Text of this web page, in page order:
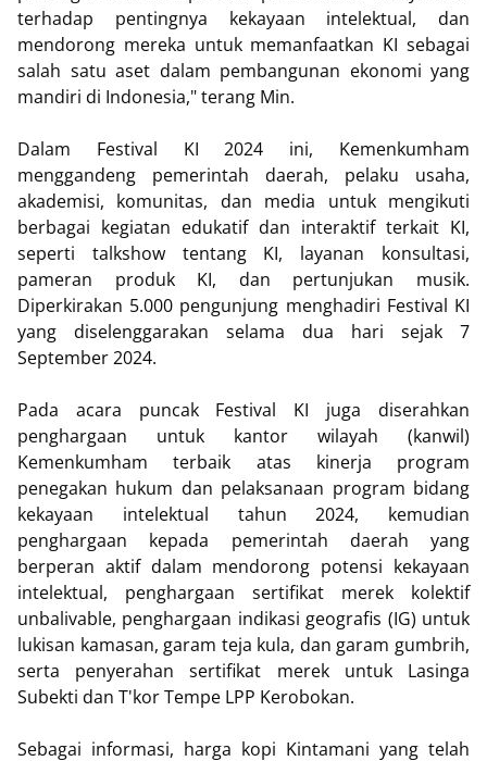
terhadap pentingnya kekayaan intelektual, dan
mendorong mereka untuk memanfaatkan KI sebagai
salah satu aset dalam pembangunan ekonomi yang
mandiri di Indonesia," terang Min.
Dalam Festival KI 2024 ini, Kemenkumham
menggandeng pemerintah daerah, pelaku usaha,
akademisi, komunitas, dan media untuk mengikuti
berbagai kegiatan edukatif dan interaktif terkait KI,
seperti talkshow tentang KI, layanan konsultasi,
pameran produk KI, dan pertunjukan musik.
Diperkirakan 5.000 pengunjung menghadiri Festival KI
yang diselenggarakan selama dua hari sejak 7
September 2024.
Pada acara puncak Festival KI juga diserahkan
penghargaan untuk kantor wilayah (kanwil)
Kemenkumham terbaik atas kinerja program
penegakan hukum dan pelaksanaan program bidang
kekayaan intelektual tahun 2024, kemudian
penghargaan kepada pemerintah daerah yang
berperan aktif dalam mendorong potensi kekayaan
intelektual, penghargaan sertifikat merek kolektif
unbalivable, penghargaan indikasi geografis (IG) untuk
lukisan kamasan, garam teja kula, dan garam gumbrih,
serta penyerahan sertifikat merek untuk Lasinga
Subekti dan T'kor Tempe LPP Kerobokan.
Sebagai informasi, harga kopi Kintamani yang telah